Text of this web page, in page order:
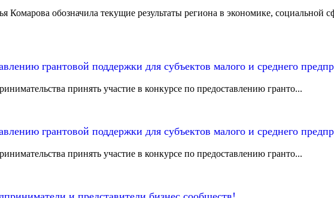
обозначила текущие результаты региона в экономике, социальной
грантовой поддержки для субъектов малого и среднего
принять участие в конкурсе по предоставлению гранто...
грантовой поддержки для субъектов малого и среднего
принять участие в конкурсе по предоставлению гранто...